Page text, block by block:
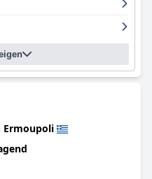
Geist der Stadt treu. Sehr
auf Fünf-Sterne-
Ermoupoli